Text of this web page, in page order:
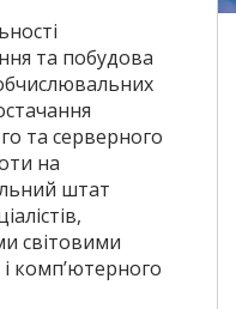
та побудова
та серверного
на
штат
світовими
комп’ютерного